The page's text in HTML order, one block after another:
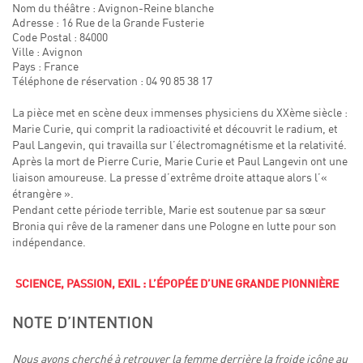
Nom du théâtre : Avignon-Reine blanche
Adresse : 16 Rue de la Grande Fusterie
Code Postal : 84000
Ville : Avignon
Pays : France
Téléphone de réservation : 04 90 85 38 17
La pièce met en scène deux immenses physiciens du XXème siècle :
Marie Curie, qui comprit la radioactivité et découvrit le radium, et
Paul Langevin, qui travailla sur l’électromagnétisme et la relativité.
Après la mort de Pierre Curie, Marie Curie et Paul Langevin ont une
liaison amoureuse. La presse d’extrême droite attaque alors l’«
étrangère ».
Pendant cette période terrible, Marie est soutenue par sa sœur
Bronia qui rêve de la ramener dans une Pologne en lutte pour son
indépendance.
SCIENCE, PASSION, EXIL : L’ÉPOPÉE D’UNE GRANDE PIONNIÈRE
NOTE D’INTENTION
Nous avons cherché à retrouver la femme derrière la froide icône au